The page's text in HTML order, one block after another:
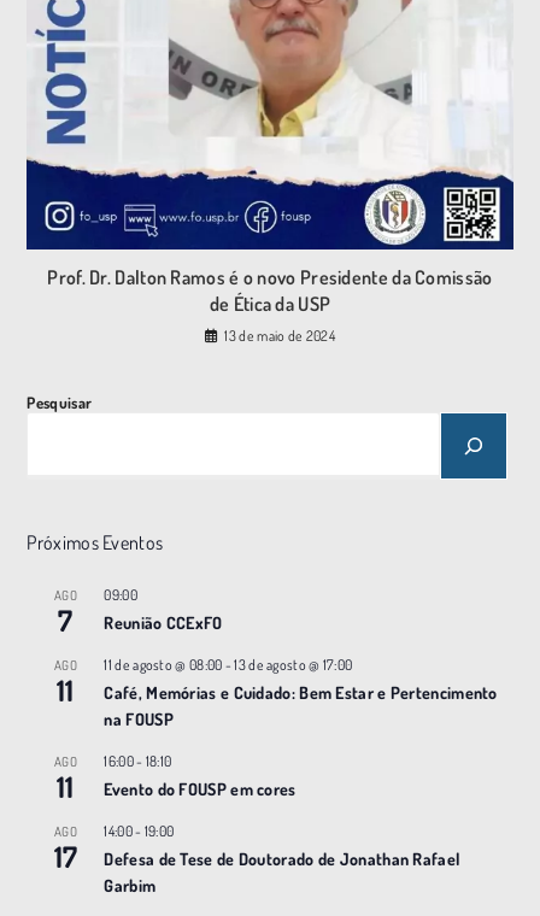
Prof. Dr. Dalton Ramos é o novo Presidente da Comissão
de Ética da USP
13 de maio de 2024
Pesquisar
Próximos Eventos
AGO
7
09:00
Reunião CCExFO
AGO
11
11 de agosto @ 08:00 -13 de agosto @ 17:00
Café, Memórias e Cuidado: Bem Estar e Pertencimento
na FOUSP
AGO
11
16:00- 18:10
Evento do FOUSP em cores
AGO
17
14:00- 19:00
Defesa de Tese de Doutorado de Jonathan Rafael
Garbim